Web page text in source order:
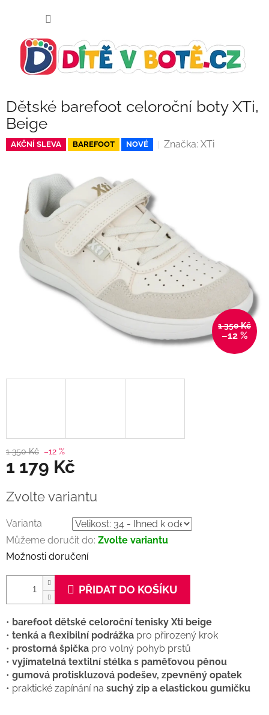
Dětské barefoot celoroční boty XTi,
Beige
AKČNÍ SLEVA BAREFOOT NOVÉ Značka: XTi
1 350 Kč
–12 %
1 350 Kč –12 %
1 179 Kč
cena:
Zvolte variantu
Varianta
Můžeme doručit do: Zvolte variantu
Možnosti doručení
PŘIDAT DO KOŠÍKU
• barefoot dětské celoroční tenisky Xti beige
• tenká a flexibilní podrážka pro přirozený krok
• prostorná špička pro volný pohyb prstů
• vyjímatelná textilní stélka s paměťovou pěnou
• gumová protiskluzová podešev, zpevněný opatek
• praktické zapínání na suchý zip a elastickou gumičku